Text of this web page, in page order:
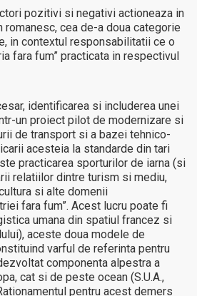
pozitivi si negativi actioneaza in
romanesc, cea de-a doua categorie
in contextul responsabilitatii ce o
fara fum” practicata in respectivul
identificarea si includerea unei
un proiect pilot de modernizare si
de transport si a bazei tehnico-
acesteia la standarde din tari
practicarea sporturilor de iarna (si
relatiilor dintre turism si mediu,
si alte domenii
fara fum”. Acest lucru poate fi
umana din spatiul francez si
aceste doua modele de
varful de referinta pentru
componenta alpestra a
cat si de peste ocean (S.U.A.,
pentru acest demers